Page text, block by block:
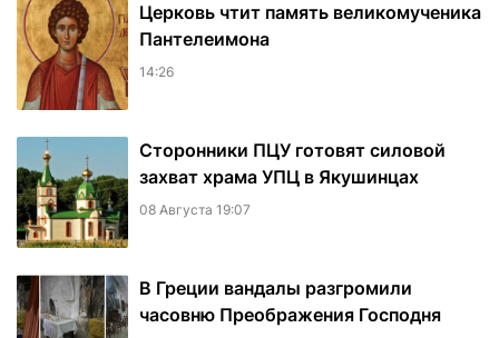
Церковь чтит память великомученика
Пантелеимона
14:26
Сторонники ПЦУ готовят силовой
захват храма УПЦ в Якушинцах
08 Августа 19:07
В Греции вандалы разгромили
часовню Преображения Господня